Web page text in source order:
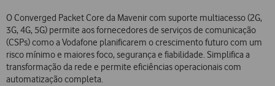
O Converged Packet Core da Mavenir com suporte multiacesso (2G,
3G, 4G, 5G) permite aos fornecedores de serviços de comunicação
(CSPs) como a Vodafone planificarem o crescimento futuro com um
risco mínimo e maiores foco, segurança e fiabilidade. Simplifica a
transformação da rede e permite eficiências operacionais com
automatização completa.